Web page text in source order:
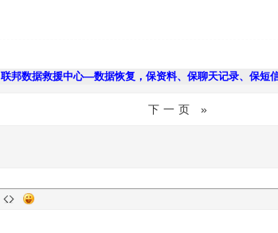
联邦数据救援中心—数据恢复，保资料、保聊天记录、保短
下一页 »